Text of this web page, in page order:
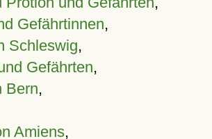
Gefährtinnen,
Schleswig,
Gefährten,
Bern,
Amiens,